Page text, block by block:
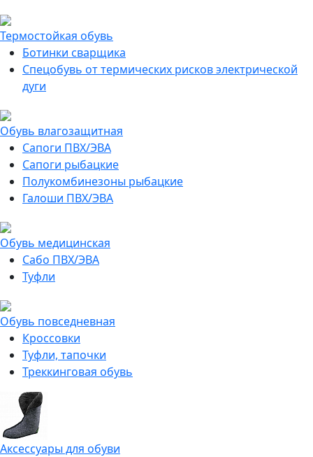
Термостойкая обувь
Ботинки сварщика
Спецобувь от термических рисков электрической
дуги
Обувь влагозащитная
Сапоги ПВХ/ЭВА
Сапоги рыбацкие
Полукомбинезоны рыбацкие
Галоши ПВХ/ЭВА
Обувь медицинская
Сабо ПВХ/ЭВА
Туфли
Обувь повседневная
Кроссовки
Туфли, тапочки
Треккинговая обувь
Аксессуары для обуви